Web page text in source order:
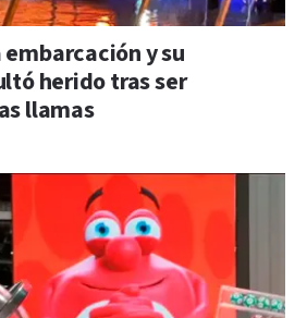
y su
herido tras ser
llamas